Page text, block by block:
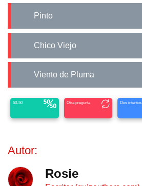
Pinto
Chico Viejo
Viento de Pluma
50-50 Otra pregunta Dos intentos
Autor:
Rosie